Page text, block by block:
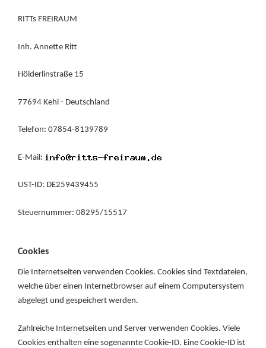
RITTs FREIRAUM
Inh. Annette Ritt
Hölderlinstraße 15
77694 Kehl - Deutschland
Telefon: 07854-8139789
E-Mail:
UST-ID: DE259439455
Steuernummer: 08295/15517
Cookies
Die Internetseiten verwenden Cookies. Cookies sind Textdateien,
welche über einen Internetbrowser auf einem Computersystem
abgelegt und gespeichert werden.
Zahlreiche Internetseiten und Server verwenden Cookies. Viele
Cookies enthalten eine sogenannte Cookie-ID. Eine Cookie-ID ist